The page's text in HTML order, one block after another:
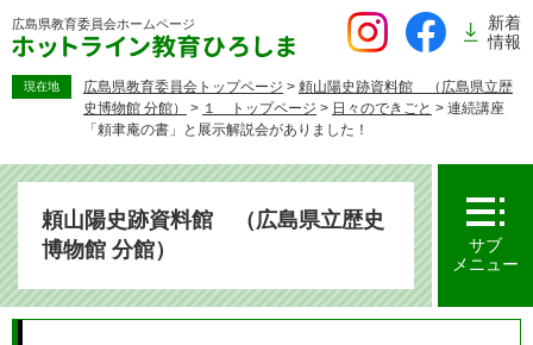
ー
で
す。
広島県教育委員会ホームページ
新着
情報
現在地 広島県教育委員会トップページ > 頼山陽史跡資料館 （広島県立歴
史博物館 分館）
> １ トップページ > 日々のできごと > 連続講座
「頼聿庵の書」と展示解説会がありました！
頼山陽史跡資料館 （広島県立歴史
博物館 分館）
サブ
メニュー